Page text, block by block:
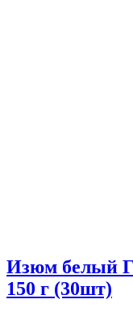
Изюм белый
150 г (30шт)